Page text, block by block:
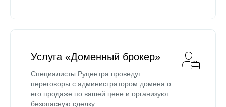
Услуга «Доменный брокер»
Специалисты Руцентра проведут
переговоры с администратором домена о
его продаже по вашей цене и организуют
безопасную сделку.